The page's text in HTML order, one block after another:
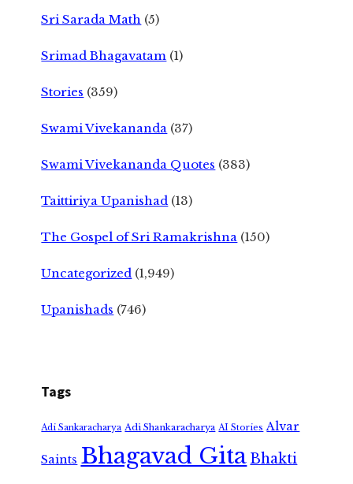
Sri Sarada Math (5)
Srimad Bhagavatam (1)
Stories (359)
Swami Vivekananda (37)
Swami Vivekananda Quotes (383)
Taittiriya Upanishad (13)
The Gospel of Sri Ramakrishna (150)
Uncategorized (1,949)
Upanishads (746)
Tags
Adi Sankaracharya Adi Shankaracharya AI Stories Alvar
Saints Bhagavad GitaBhakti